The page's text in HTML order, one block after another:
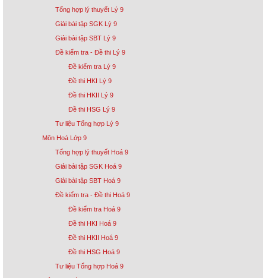
Tổng hợp lý thuyết Lý 9
Giải bài tập SGK Lý 9
Giải bài tập SBT Lý 9
Đề kiểm tra - Đề thi Lý 9
Đề kiểm tra Lý 9
Đề thi HKI Lý 9
Đề thi HKII Lý 9
Đề thi HSG Lý 9
Tư liệu Tổng hợp Lý 9
Môn Hoá Lớp 9
Tổng hợp lý thuyết Hoá 9
Giải bài tập SGK Hoá 9
Giải bài tập SBT Hoá 9
Đề kiểm tra - Đề thi Hoá 9
Đề kiểm tra Hoá 9
Đề thi HKI Hoá 9
Đề thi HKII Hoá 9
Đề thi HSG Hoá 9
Tư liệu Tổng hợp Hoá 9